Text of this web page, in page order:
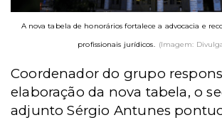
A nova tabela de honorários fortalece a advocacia e
profissionais jurídicos. (Imagem:
Coordenador do grupo
elaboração da nova tabela, o
adjunto Sérgio Antunes